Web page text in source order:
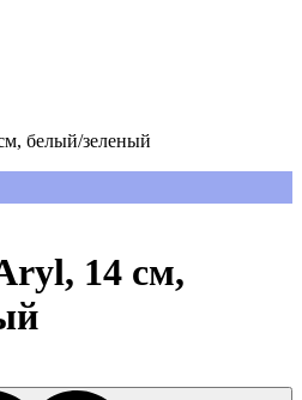
белый/зеленый
14 см,